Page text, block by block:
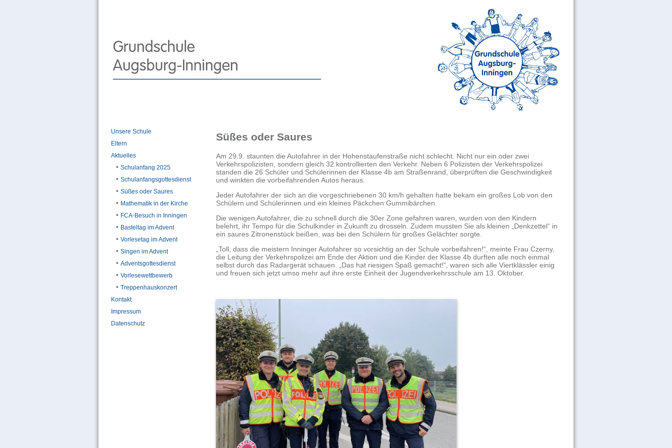
Unsere Schule
Eltern
Aktuelles
• Schulanfang 2025
• Schulanfangsgottesdienst
• Süßes oder Saures
• Mathematik in der Kirche
• FCA-Besuch in Inningen
• Basteltag im Advent
• Vorlesetag im Advent
• Singen im Advent
• Adventsgottesdienst
• Vorlesewettbewerb
• Treppenhauskonzert
Kontakt
Impressum
Datenschutz
Süßes oder Saures
Am 29.9. staunten die Autofahrer in der Hohenstaufenstraße nicht schlecht. Nicht nur ein oder zwei
Verkehrspolizisten, sondern gleich 32 kontrollierten den Verkehr. Neben 6 Polizisten der Verkehrspolizei
standen die 26 Schüler und Schülerinnen der Klasse 4b am Straßenrand, überprüften die Geschwindigkeit
und winkten die vorbeifahrenden Autos heraus.
Jeder Autofahrer der sich an die vorgeschriebenen 30 km/h gehalten hatte bekam ein großes Lob von den
Schülern und Schülerinnen und ein kleines Päckchen Gummibärchen.
Die wenigen Autofahrer, die zu schnell durch die 30er Zone gefahren waren, wurden von den Kindern
belehrt, ihr Tempo für die Schulkinder in Zukunft zu drosseln. Zudem mussten Sie als kleinen „Denkzettel“ in
ein saures Zitronenstück beißen, was bei den Schülern für großes Gelächter sorgte.
„Toll, dass die meistern Inninger Autofahrer so vorsichtig an der Schule vorbeifahren!“, meinte Frau Czerny,
die Leitung der Verkehrspolizei am Ende der Aktion und die Kinder der Klasse 4b durften alle noch einmal
selbst durch das Radargerät schauen.
„Das hat riesigen Spaß gemacht!“, waren sich alle Viertklässler einig
und freuen sich jetzt umso mehr auf ihre erste Einheit der Jugendverkehrsschule am 13. Oktober.